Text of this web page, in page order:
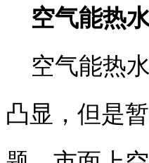
空气能热水
空气能热水
凸显，但是